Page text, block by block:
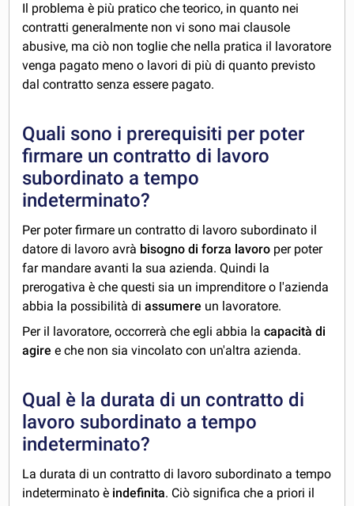
Il problema è più pratico che teorico, in quanto nei
contratti generalmente non vi sono mai clausole
abusive, ma ciò non toglie che nella pratica il lavoratore
venga pagato meno o lavori di più di quanto previsto
dal contratto senza essere pagato.
Quali sono i prerequisiti per poter
firmare un contratto di lavoro
subordinato a tempo
indeterminato?
Per poter firmare un contratto di lavoro subordinato il
datore di lavoro avrà bisogno di forza lavoro per poter
far mandare avanti la sua azienda. Quindi la
prerogativa è che questi sia un imprenditore o l'azienda
abbia la possibilità diassumere un lavoratore.
Per il lavoratore, occorrerà che egli abbia lacapacità di
agiree che non sia vincolato con un'altra azienda.
Qual è la durata di un contratto di
lavoro subordinato a tempo
indeterminato?
La durata di un contratto di lavoro subordinato a tempo
indeterminato è indefinita. Ciò significa che a priori il